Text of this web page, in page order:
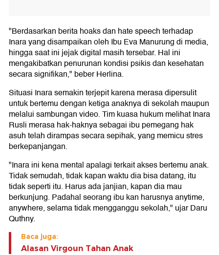
"Berdasarkan berita hoaks dan hate speech terhadap
Inara yang disampaikan oleh Ibu Eva Manurung di media,
hingga saat ini jejak digital masih tersebar. Hal ini
mengakibatkan penurunan kondisi psikis dan kesehatan
secara signifikan," beber Herlina.
Situasi Inara semakin terjepit karena merasa dipersulit
untuk bertemu dengan ketiga anaknya di sekolah maupun
melalui sambungan video. Tim kuasa hukum melihat Inara
Rusli merasa hak-haknya sebagai ibu pemegang hak
asuh telah dirampas secara sepihak, yang memicu stres
berkepanjangan.
"Inara ini kena mental apalagi terkait akses bertemu anak.
Tidak semudah, tidak kapan waktu dia bisa datang, itu
tidak seperti itu. Harus ada janjian, kapan dia mau
berkunjung. Padahal seorang ibu kan harusnya anytime,
anywhere, selama tidak mengganggu sekolah," ujar Daru
Quthny.
Baca juga:
Alasan Virgoun Tahan Anak